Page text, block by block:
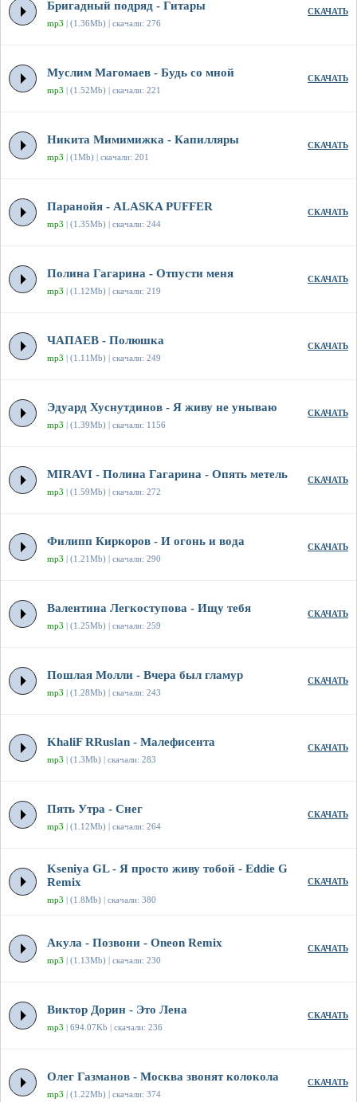
Бригадный подряд - Гитары
mp3 | (1.36Mb) | скачали: 276
СКАЧАТЬ
Муслим Магомаев - Будь со мной
mp3 | (1.52Mb) | скачали: 221
СКАЧАТЬ
Никита Мимимижка - Капилляры
mp3 | (1Mb) | скачали: 201
СКАЧАТЬ
Паранойя - ALASKA PUFFER
mp3 | (1.35Mb) | скачали: 244
СКАЧАТЬ
Полина Гагарина - Отпусти меня
mp3 | (1.12Mb) | скачали: 219
СКАЧАТЬ
ЧАПАЕВ - Полюшка
mp3 | (1.11Mb) | скачали: 249
СКАЧАТЬ
Эдуард Хуснутдинов - Я живу не унываю
mp3 | (1.39Mb) | скачали: 1156
СКАЧАТЬ
MIRAVI - Полина Гагарина - Опять метель
mp3 | (1.59Mb) | скачали: 272
СКАЧАТЬ
Филипп Киркоров - И огонь и вода
mp3 | (1.21Mb) | скачали: 290
СКАЧАТЬ
Валентина Легкоступова - Ищу тебя
mp3 | (1.25Mb) | скачали: 259
СКАЧАТЬ
Пошлая Молли - Вчера был гламур
mp3 | (1.28Mb) | скачали: 243
СКАЧАТЬ
KhaliF RRuslan - Малефисента
mp3 | (1.3Mb) | скачали: 283
СКАЧАТЬ
Пять Утра - Снег
mp3 | (1.12Mb) | скачали: 264
СКАЧАТЬ
Kseniya GL - Я просто живу тобой - Eddie G
Remix
mp3 | (1.8Mb) | скачали: 380
СКАЧАТЬ
Акула - Позвони - Oneon Remix
mp3 | (1.13Mb) | скачали: 230
СКАЧАТЬ
Виктор Дорин - Это Лена
mp3 | 694.07Kb | скачали: 236
СКАЧАТЬ
Олег Газманов - Москва звонят колокола
mp3 | (1.22Mb) | скачали: 374
СКАЧАТЬ